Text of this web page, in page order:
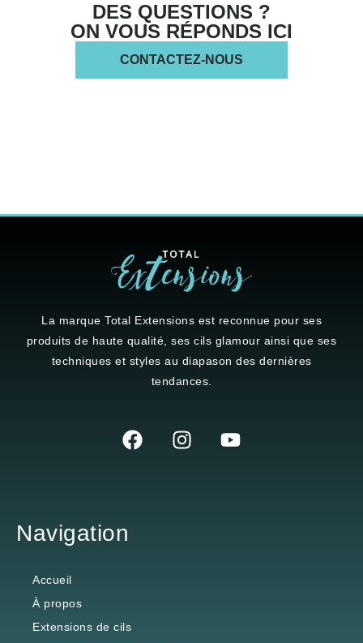
DES QUESTIONS ?
ON VOUS RÉPONDS ICI
CONTACTEZ-NOUS
La marque Total Extensions est reconnue pour ses
produits de haute qualité, ses cils glamour ainsi que ses
techniques et styles au diapason des dernières
tendances.
Navigation
Accueil
À propos
Extensions de cils